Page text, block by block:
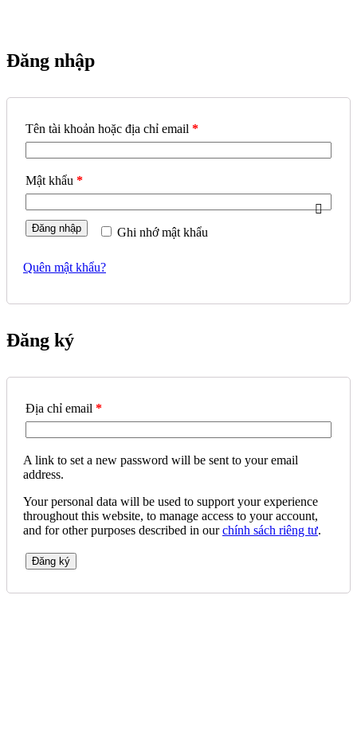
Đăng nhập
Tên tài khoản hoặc địa chỉ email *
Mật khẩu *
Ghi nhớ mật khẩu
Đăng nhập
Quên mật khẩu?
Đăng ký
Địa chỉ email *
A link to set a new password will be sent to your email
address.
Your personal data will be used to support your experience
throughout this website, to manage access to your account,
and for other purposes described in ourchính sách riêng tư.
Đăng ký